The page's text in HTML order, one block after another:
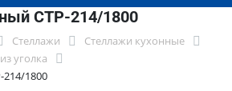
СТР-214/1800
Стеллажи
Стеллажи кухонные
уголка
1800